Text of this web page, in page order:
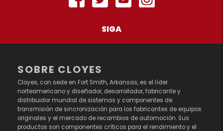
SIGA
SOBRE CLOYES
Cloyes, con sede en Fort Smith, Arkansas, es el líder
norteamericano y diseñador, desarrollador, fabricante y
distribuidor mundial de sistemas y componentes de
transmisión de sincronización para los fabricantes de equipos
originales y el mercado de recambios de automoción. Sus
productos son componentes críticos para el rendimiento y el